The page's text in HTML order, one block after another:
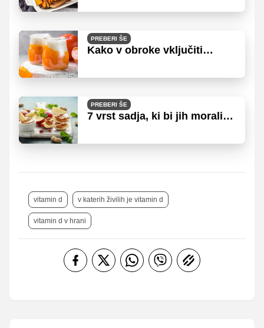
PREBERI ŠE
Kako v obroke vključiti
PREBERI ŠE
7 vrst sadja, ki bi jih morali
vitamin d v katerih živilih je vitamin d
vitamin d v hrani